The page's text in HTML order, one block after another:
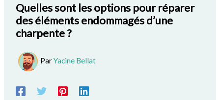
Quelles sont les options pour réparer
des éléments endommagés d’une
charpente ?
ParYacine Bellat